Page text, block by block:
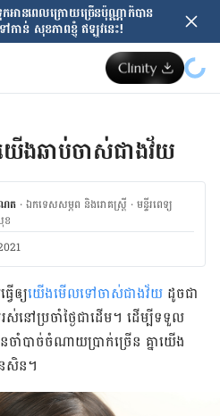
កអានពេលក្រោយ​ច្រើនប៉ុណ្ណាក៏បាន
ាន់ សុខភាពខ្ញុំ ឥឡូវនេះ!
យើង​ឆាប់​ចាស់​ជាង​វ័យ​​​​​​​​​​​​​​​​​​​​​​​​​​​​​​​​​​​​​​​​​​​​​​​​​​​​​​​​​​​​​​​​​​​​​​​​​​​​​​​​​​​​​
េត ·ឯកទេសសម្ភព និងរោគស្ត្រី ·ម​ន្ទីរពេទ្យ
ខ
ើ​ឲ្យ​យើង​មើល​ទៅ​ចាស់​ជាង​វ័យ ​ ដូចជា​
ស់​នៅ​ប្រចាំ​ថ្ងៃ​ជា​ដើម​។​ ​ដើម្បី​ទទួល​
ាំបាច់​ចំណាយ​ប្រាក់​ច្រើន​ គ្នា​យើង​
ន​សិន។​